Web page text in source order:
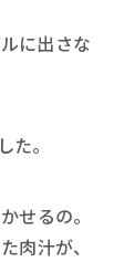
に出さな
。
せるの。
肉汁が、